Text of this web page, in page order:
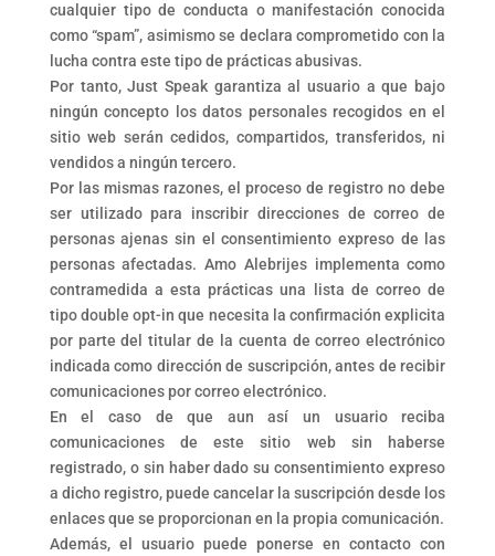
cualquier tipo de conducta o manifestación conocida
como “spam”, asimismo se declara comprometido con la
lucha contra este tipo de prácticas abusivas.
Por tanto, Just Speak garantiza al usuario a que bajo
ningún concepto los datos personales recogidos en el
sitio web serán cedidos, compartidos, transferidos, ni
vendidos a ningún tercero.
Por las mismas razones, el proceso de registro no debe
ser utilizado para inscribir direcciones de correo de
personas ajenas sin el consentimiento expreso de las
personas afectadas. Amo Alebrijes implementa como
contramedida a esta prácticas una lista de correo de
tipo double opt-in que necesita la confirmación explicita
por parte del titular de la cuenta de correo electrónico
indicada como dirección de suscripción, antes de recibir
comunicaciones por correo electrónico.
En el caso de que aun así un usuario reciba
comunicaciones de este sitio web sin haberse
registrado, o sin haber dado su consentimiento expreso
a dicho registro, puede cancelar la suscripción desde los
enlaces que se proporcionan en la propia comunicación.
Además, el usuario puede ponerse en contacto con